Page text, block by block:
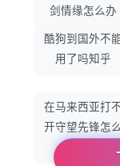
剑情缘怎么办
酷狗到国外不
用了吗知乎
在马来西亚打
开守望先锋怎